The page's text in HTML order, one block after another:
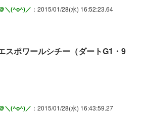
＼(^o^)／ ：2015/01/28(水) 16:52:23.64
スポワールシチー（ダートG1・9
＼(^o^)／ ：2015/01/28(水) 16:43:59.27